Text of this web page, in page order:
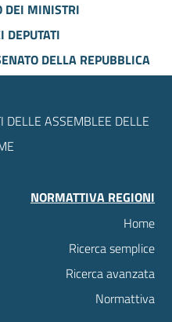
DEI MINISTRI
DEPUTATI
DELLA REPUBBLICA
DELLE ASSEMBLEE DELLE
NORMATTIVA REGIONI
Home
Ricerca semplice
Ricerca avanzata
Normattiva